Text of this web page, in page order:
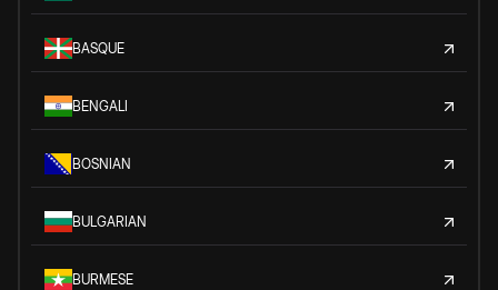
BASQUE
BENGALI
BOSNIAN
BULGARIAN
BURMESE